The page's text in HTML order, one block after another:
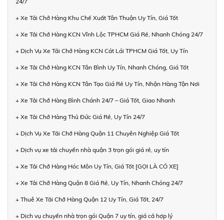
+ Xe Tải Chở Hàng Khu Chế Xuất Tân Thuận Uy Tín, Giá Tốt
+ Xe Tải Chở Hàng KCN Vĩnh Lộc TPHCM Giá Rẻ, Nhanh Chóng 24/7
+ Dịch Vụ Xe Tải Chở Hàng KCN Cát Lái TPHCM Giá Tốt, Uy Tín
+ Xe Tải Chở Hàng KCN Tân Bình Uy Tín, Nhanh Chóng, Giá Tốt
+ Xe Tải Chở Hàng KCN Tân Tạo Giá Rẻ Uy Tín, Nhận Hàng Tận Nơi
+ Xe Tải Chở Hàng Bình Chánh 24/7 – Giá Tốt, Giao Nhanh
+ Xe Tải Chở Hàng Thủ Đức Giá Rẻ, Uy Tín 24/7
+ Dịch Vụ Xe Tải Chở Hàng Quận 11 Chuyên Nghiệp Giá Tốt
+ Dịch vụ xe tải chuyển nhà quận 3 trọn gói giá rẻ, uy tín
+ Xe Tải Chở Hàng Hóc Môn Uy Tín, Giá Tốt [GỌI LÀ CÓ XE]
+ Xe Tải Chở Hàng Quận 8 Giá Rẻ, Uy Tín, Nhanh Chóng 24/7
+ Thuê Xe Tải Chở Hàng Quận 12 Uy Tín, Giá Tốt, 24/7
+ Dịch vụ chuyển nhà trọn gói Quận 7 uy tín, giá cả hợp lý